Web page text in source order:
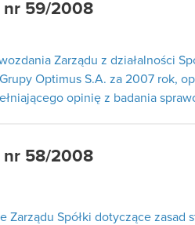
nr 59/2008
Zarządu z działalności
Optimus S.A. za 2007 rok,
opinię z badania
nr 58/2008
Zarządu Spółki dotyczące zasad